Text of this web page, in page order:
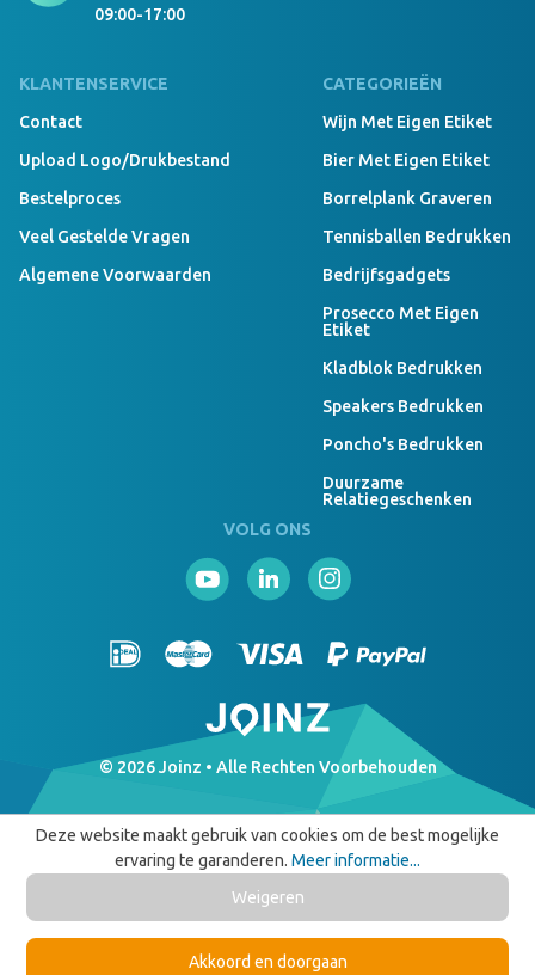
09:00-17:00
KLANTENSERVICE
Contact
Upload Logo/drukbestand
Bestelproces
Veel Gestelde Vragen
Algemene Voorwaarden
CATEGORIEËN
Wijn Met Eigen Etiket
Bier Met Eigen Etiket
Borrelplank Graveren
Tennisballen Bedrukken
Bedrijfsgadgets
Prosecco Met Eigen
Etiket
Kladblok Bedrukken
Speakers Bedrukken
Poncho's Bedrukken
Duurzame
Relatiegeschenken
VOLG ONS
© 2026 Joinz • Alle Rechten Voorbehouden
Deze website maakt gebruik van cookies om de best mogelijke
ervaring te garanderen. Meer informatie...
Weigeren
Akkoord en doorgaan